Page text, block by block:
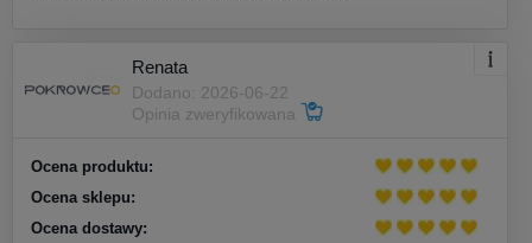
Renata
Dodano: 2026-06-22
Opinia zweryfikowana
Ocena produktu:
Ocena sklepu:
Ocena dostawy: